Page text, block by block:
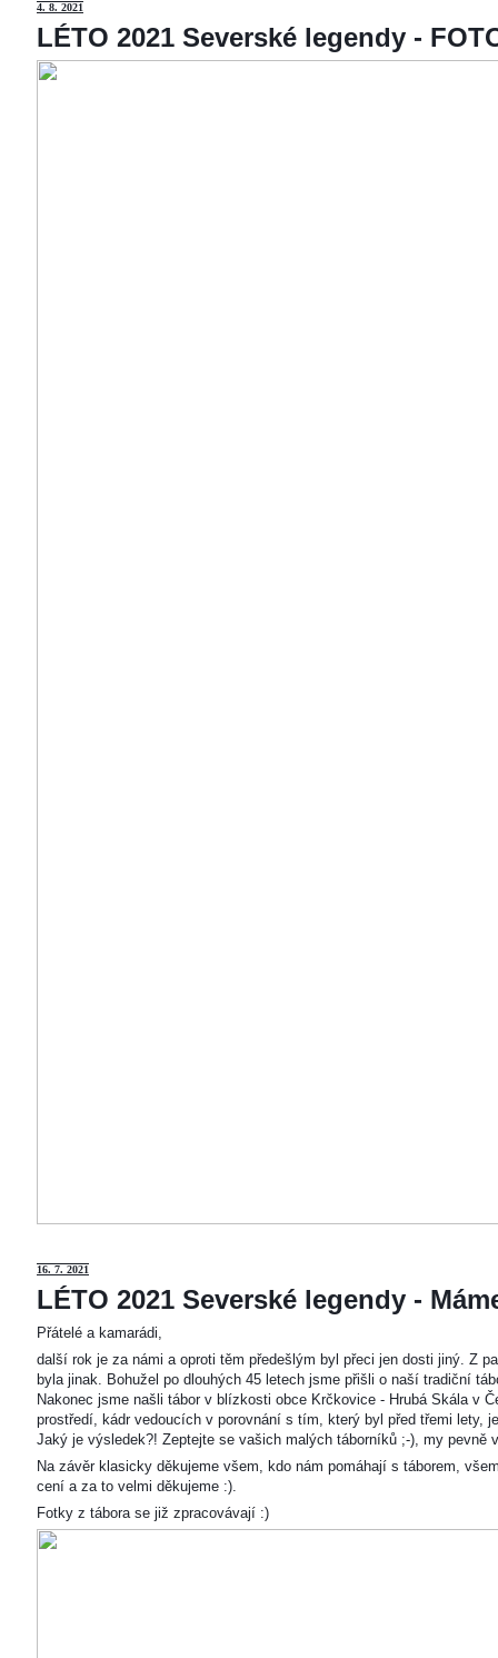
4. 8. 2021
LÉTO 2021 Severské legendy -
16. 7. 2021
LÉTO 2021 Severské legendy -
Přátelé a kamarádi,
další rok je za námi a oproti těm předešlým byl přeci jen dosti jiný. Z
byla jinak. Bohužel po dlouhých 45 letech jsme přišli o naší tradiční
Nakonec jsme našli tábor v blízkosti obce Krčkovice - Hrubá Skála v
prostředí, kádr vedoucích v porovnání s tím, který byl před třemi lety,
Jaký je výsledek?! Zeptejte se vašich malých táborníků ;-), my pevně
Na závěr klasicky děkujeme všem, kdo nám pomáhají s táborem,
cení a za to velmi děkujeme :).
Fotky z tábora se již zpracovávají :)